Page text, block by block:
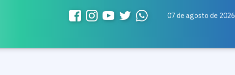
07 de agosto de 2026